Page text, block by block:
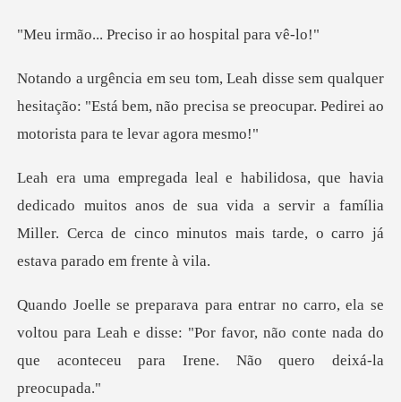
eciso ir ao hosp
quer
hesitação: "Está bem, não precisa se preocupa
itos anos de sua vida a servir a família
Miller. Cerca de cinco
voltou para Leah e disse: "Por favor, não conte nada do